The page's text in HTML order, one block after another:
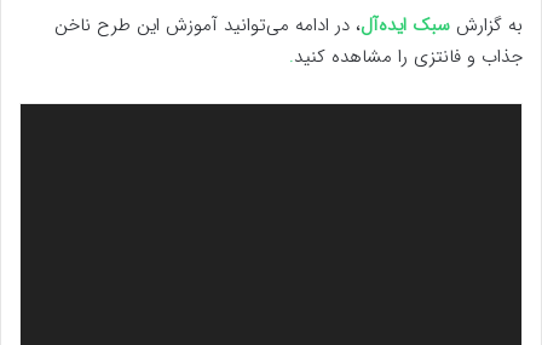
به گزارش سبک ایده‌آل، در ادامه می‌توانید آموزش این طرح ناخن
جذاب و فانتزی را مشاهده کنید.